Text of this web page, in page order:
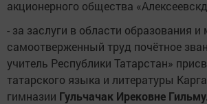
акционерного общества
- за заслуги в области образования и
самоотверженный труд почётное
учитель Республики Татарстан»
татарского языка и литературы
гимназии Гульчачак Ирековне